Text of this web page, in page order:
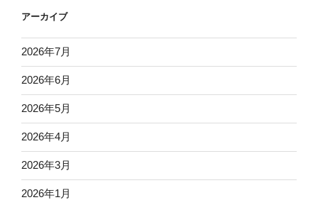
アーカイブ
2026年7月
2026年6月
2026年5月
2026年4月
2026年3月
2026年1月